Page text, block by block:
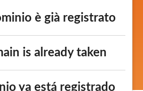
è già registrato
is already taken
ya está registrado